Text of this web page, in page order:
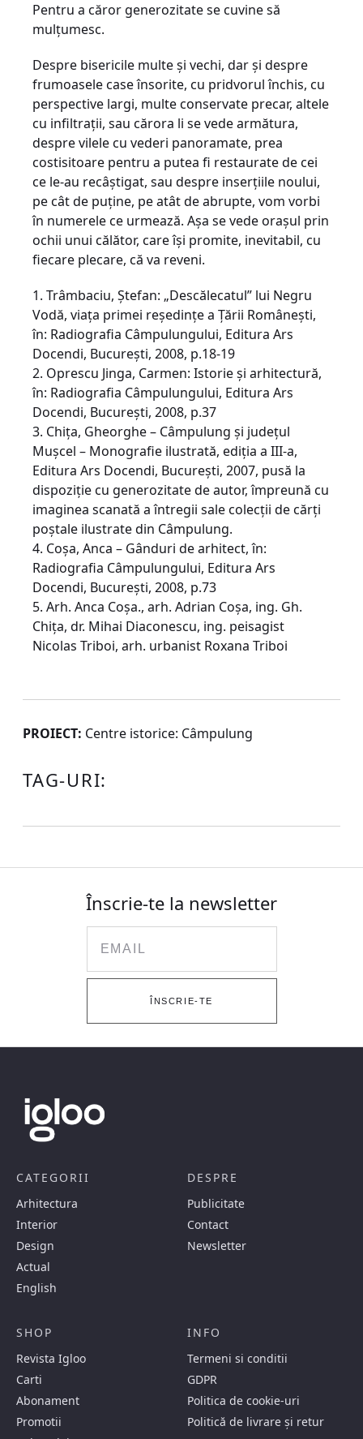
Pentru a căror generozitate se cuvine să
mulţumesc.
Despre bisericile multe şi vechi, dar şi despre
frumoasele case însorite, cu pridvorul închis, cu
perspective largi, multe conservate precar, altele
cu infiltraţii, sau cărora li se vede armătura,
despre vilele cu vederi panoramate, prea
costisitoare pentru a putea fi restaurate de cei
ce le-au recâştigat, sau despre inserţiile noului,
pe cât de puţine, pe atât de abrupte, vom vorbi
în numerele ce urmează. Aşa se vede oraşul prin
ochii unui călător, care îşi promite, inevitabil, cu
fiecare plecare, că va reveni.
1. Trâmbaciu, Ştefan: „Descălecatul” lui Negru
Vodă, viaţa primei reşedinţe a Ţării Româneşti,
în: Radiografia Câmpulungului, Editura Ars
Docendi, Bucureşti, 2008, p.18-19
2. Oprescu Jinga, Carmen: Istorie şi arhitectură,
în: Radiografia Câmpulungului, Editura Ars
Docendi, Bucureşti, 2008, p.37
3. Chiţa, Gheorghe – Câmpulung şi judeţul
Muşcel – Monografie ilustrată, ediţia a III-a,
Editura Ars Docendi, Bucureşti, 2007, pusă la
dispoziţie cu generozitate de autor, împreună cu
imaginea scanată a întregii sale colecţii de cărţi
poştale ilustrate din Câmpulung.
4. Coşa, Anca – Gânduri de arhitect, în:
Radiografia Câmpulungului, Editura Ars
Docendi, Bucureşti, 2008, p.73
5. Arh. Anca Coşa., arh. Adrian Coşa, ing. Gh.
Chiţa, dr. Mihai Diaconescu, ing. peisagist
Nicolas Triboi, arh. urbanist Roxana Triboi
PROIECT: Centre istorice: Câmpulung
TAG-URI:
Înscrie-te la newsletter
ÎNSCRIE-TE
CATEGORII
Arhitectura
Interior
Design
Actual
English
DESPRE
Publicitate
Contact
Newsletter
SHOP
Revista Igloo
Carti
Abonament
Promotii
INFO
Termeni si conditii
GDPR
Politica de cookie-uri
Politică de livrare și retur